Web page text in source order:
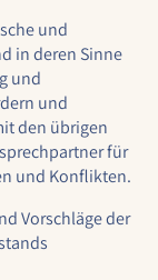
und
in deren Sinne
und
und
den übrigen
für
und Konflikten.
Vorschläge der
die